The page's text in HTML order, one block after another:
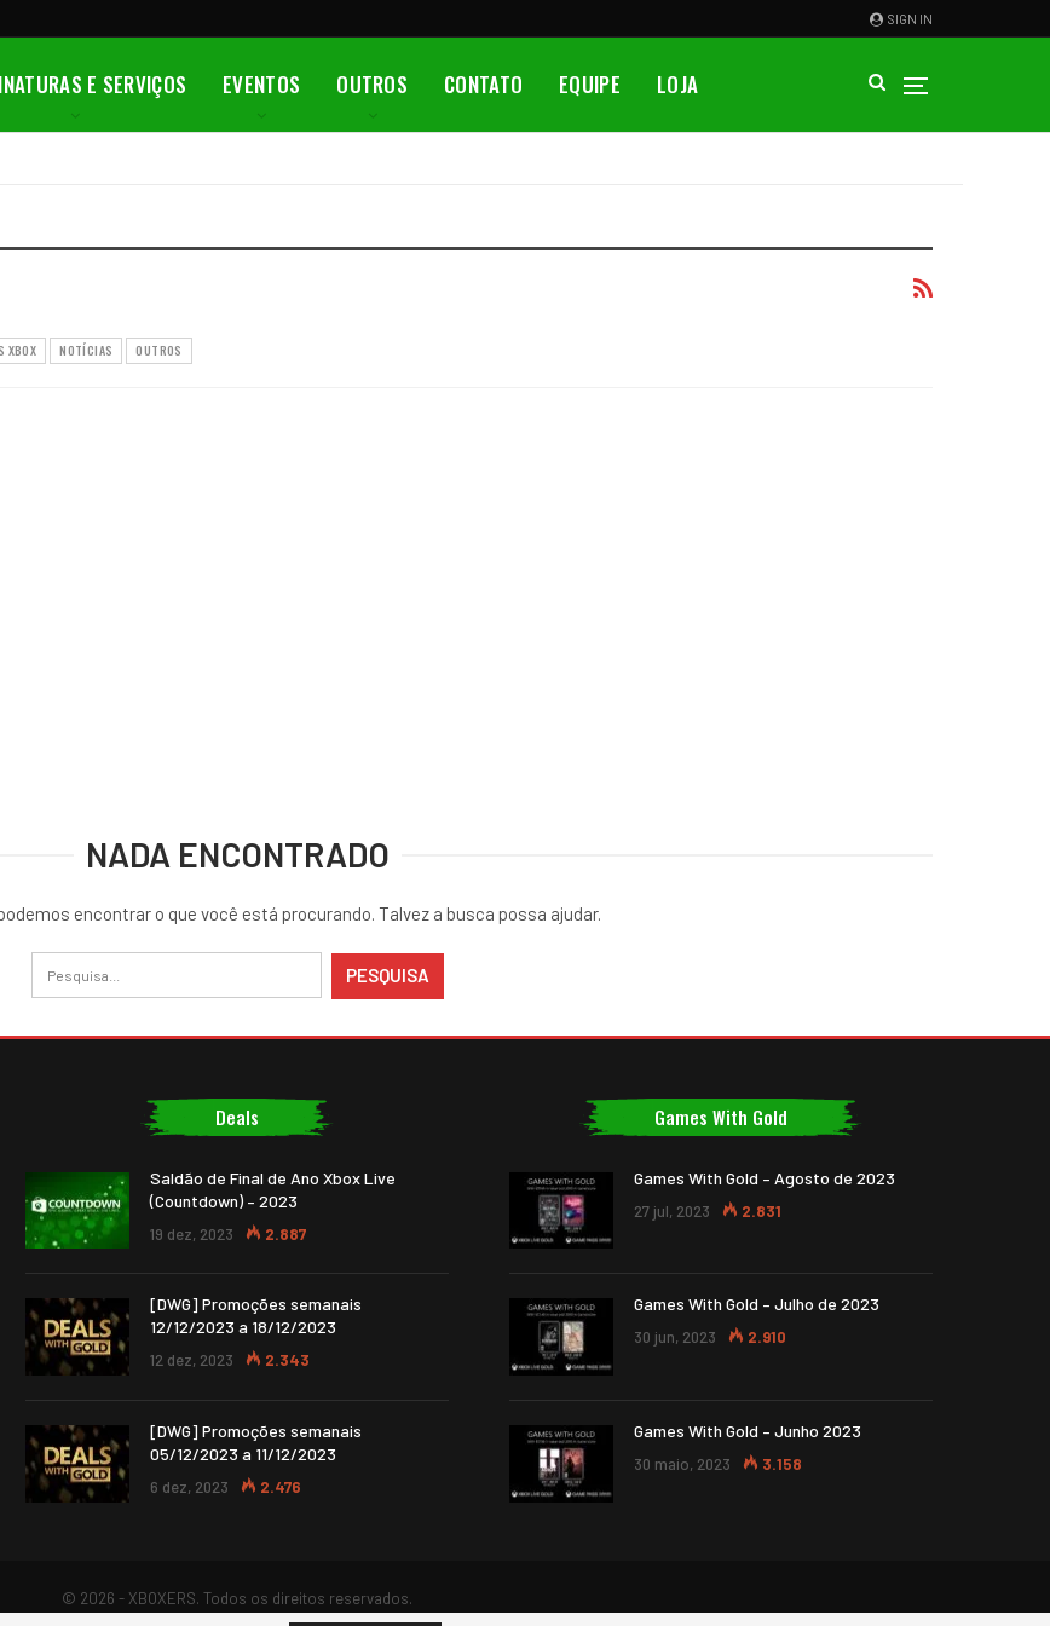
SIGN IN
E SERVIÇOS EVENTOS OUTROS CONTATO EQUIPE LOJA
XBOX NOTÍCIAS OUTROS
NADA ENCONTRADO
encontrar o que você está procurando. Talvez a busca possa ajudar.
Deals
Saldão de Final de Ano Xbox Live
(Countdown) – 2023
19 dez, 2023 2.887
[DWG] Promoções semanais
12/12/2023 a 18/12/2023
12 dez, 2023 2.343
[DWG] Promoções semanais
05/12/2023 a 11/12/2023
6 dez, 2023 2.476
Games With Gold
Games With Gold – Agosto de 2023
27 jul, 2023 2.831
Games With Gold – Julho de 2023
30 jun, 2023 2.910
Games With Gold – Junho 2023
30 maio, 2023 3.158
© 2026 - XBOXERS. Todos os direitos reservados.